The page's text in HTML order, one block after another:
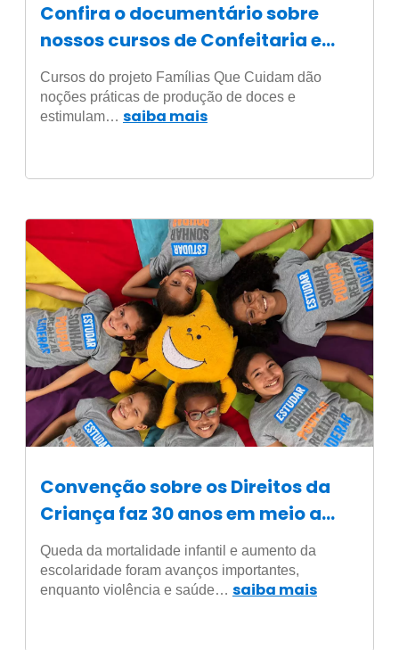
Confira o documentário sobre
nossos cursos de Confeitaria e
Empreendedorismo
Cursos do projeto Famílias Que Cuidam dão
noções práticas de produção de doces e
estimulam… saiba mais
Convenção sobre os Direitos da
Criança faz 30 anos em meio a
conquistas e novos desafios
Queda da mortalidade infantil e aumento da
escolaridade foram avanços importantes,
enquanto violência e saúde… saiba mais